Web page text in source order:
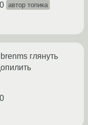
автор топика
глянуть